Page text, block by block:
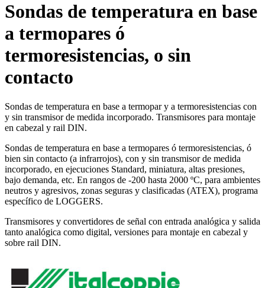
Sondas de temperatura en base
a termopares ó
termoresistencias, o sin
contacto
Sondas de temperatura en base a termopar y a termoresistencias con
y sin transmisor de medida incorporado. Transmisores para montaje
en cabezal y rail DIN.
Sondas de temperatura en base a termopares ó termoresistencias, ó
bien sin contacto (a infrarrojos), con y sin transmisor de medida
incorporado, en ejecuciones Standard, miniatura, altas presiones,
bajo demanda, etc. En rangos de -200 hasta 2000 ºC, para ambientes
neutros y agresivos, zonas seguras y clasificadas (ATEX), programa
específico de LOGGERS.
Transmisores y convertidores de señal con entrada analógica y salida
tanto analógica como digital, versiones para montaje en cabezal y
sobre rail DIN.